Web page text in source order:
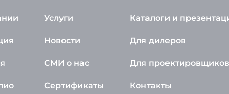
Услуги
Новости
СМИ о нас
Сертификаты
Каталоги и
Для дилеров
Для проектировщиков
Контакты